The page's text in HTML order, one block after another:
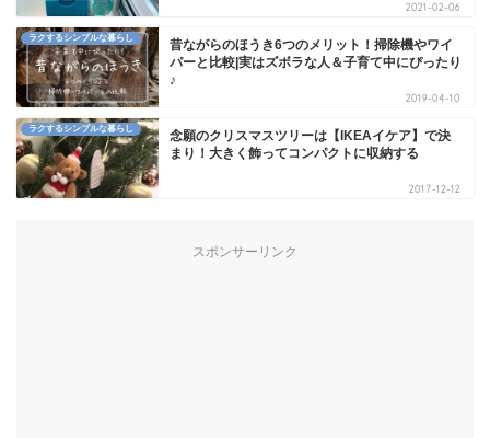
2021-02-06
ラクするシンプルな暮らし
昔ながらのほうき6つのメリット！掃除機やワイ
パーと比較|実はズボラな人＆子育て中にぴったり
♪
2019-04-10
ラクするシンプルな暮らし
念願のクリスマスツリーは【IKEAイケア】で決
まり！大きく飾ってコンパクトに収納する
2017-12-12
スポンサーリンク